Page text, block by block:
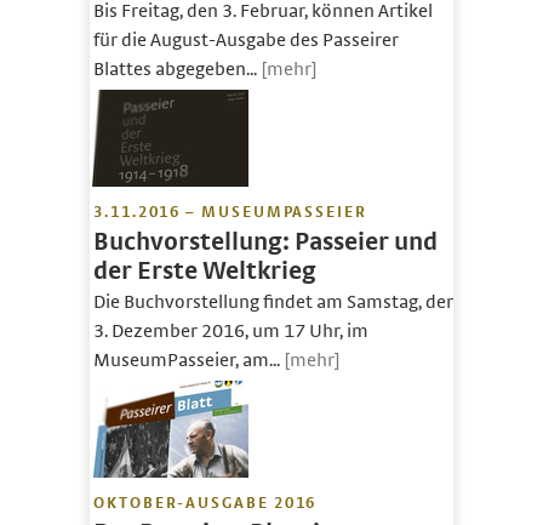
Bis Freitag, den 3. Februar, können Artikel
für die August-Ausgabe des Passeirer
Blattes abgegeben... [mehr]
3.11.2016 – MUSEUMPASSEIER
Buchvorstellung: Passeier und
der Erste Weltkrieg
Die Buchvorstellung findet am Samstag, den
3. Dezember 2016, um 17 Uhr, im
MuseumPasseier, am... [mehr]
OKTOBER-AUSGABE 2016